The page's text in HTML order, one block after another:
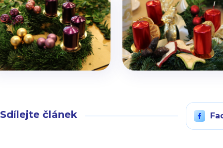
Sdílejte článek